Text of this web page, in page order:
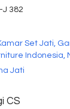
382
Jati
CS